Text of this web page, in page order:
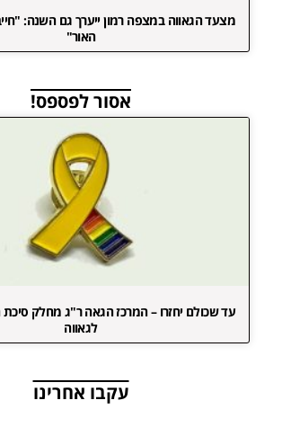
מצעד הגאווה במצפה רמון ייערך גם השנה:
האור"
אסור לפספס!
עד שכולם יחזרו – המרכז הגאה ר"ג מחלק סיכת
לגאווה
עקבו אחרינו